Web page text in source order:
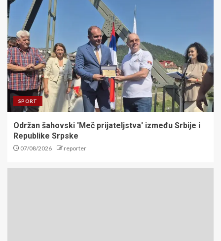
SPORT
Održan šahovski 'Meč prijateljstva' između Srbije i
Republike Srpske
07/08/2026 reporter